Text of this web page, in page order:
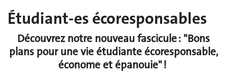
Étudiant-es écoresponsables
Découvrez notre nouveau fascicule : "Bons
plans pour une vie étudiante écoresponsable,
économe et épanouie" !